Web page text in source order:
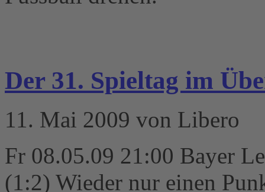
Der 31. Spieltag im
11. Mai 2009 von Libero
Fr 08.05.09 21:00 Bayer
(1:2) Wieder nur einen